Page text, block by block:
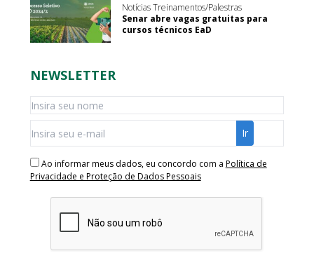
Notícias Treinamentos/Palestras
Senar abre vagas gratuitas para
cursos técnicos EaD
NEWSLETTER
Ao informar meus dados, eu concordo com a Política de
Privacidade e Proteção de Dados Pessoais